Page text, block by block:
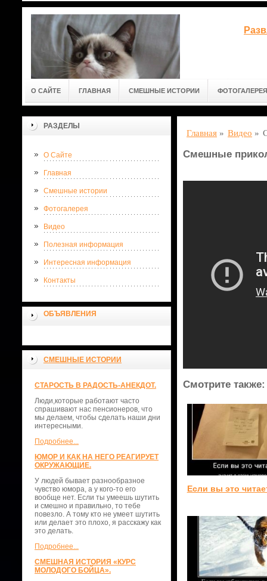
О САЙТЕ ГЛАВНАЯ СМЕШНЫЕ ИСТОРИИ ФОТОГАЛЕРЕЯ
РАЗДЕЛЫ
О Сайте
Главная
Смешные истории
Фотогалерея
Видео
Полезная информация
Интересная информация
Контакты
ОБЪЯВЛЕНИЯ
СМЕШНЫЕ ИСТОРИИ
СТАРОСТЬ В РАДОСТЬ-АНЕКДОТ.
Люди,которые работают часто
спрашивают нас пенсионеров, что
мы делаем, чтобы сделать наши дни
интересными.
Подробнее...
ЮМОР И КАК НА НЕГО РЕАГИРУЕТ
ОКРУЖАЮЩИЕ.
У людей бывает разнообразное
чувство юмора, а у кого-то его
вообще нет. Если ты умеешь шутить
и смешно и правильно, то тебе
повезло. А тому кто не умеет шутить
или делает это плохо, я расскажу как
это делать.
Подробнее...
СМЕШНАЯ ИСТОРИЯ «КУРС
МОЛОДОГО БОЙЦА».
Главная » Видео »
Смешные
Смотрите также:
Если вы это